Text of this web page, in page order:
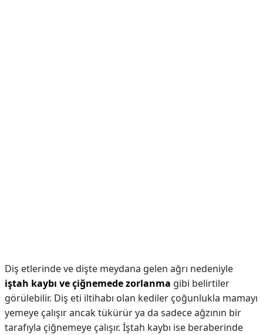
Diş etlerinde ve dişte meydana gelen ağrı nedeniyle
iştah kaybı ve çiğnemede zorlanma gibi belirtiler
görülebilir. Diş eti iltihabı olan kediler çoğunlukla mamayı
yemeye çalışır ancak tükürür ya da sadece ağzının bir
tarafıyla çiğnemeye çalışır. İştah kaybı ise beraberinde